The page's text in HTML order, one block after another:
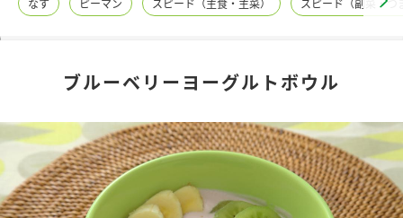
レシピ名特集
商品情報
商品カテゴリ
酢 調味酢
新商品一覧
なす ピーマン スピード（主食・主菜） スピード（副菜・つ
ブルーベリーヨーグルトボウル